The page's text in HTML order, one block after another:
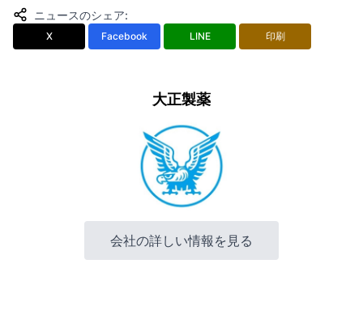
ニュースのシェア:
X Facebook LINE 印刷
大正製薬
会社の詳しい情報を見る